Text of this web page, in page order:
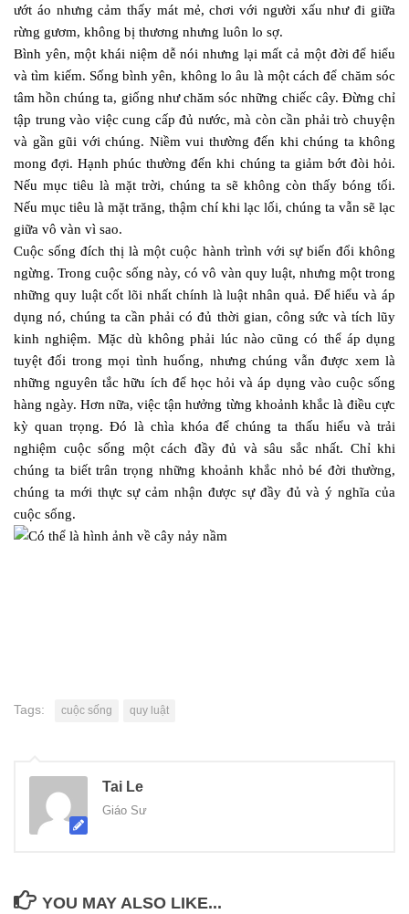
ướt áo nhưng cảm thấy mát mẻ, chơi với người xấu như đi giữa
rừng gươm, không bị thương nhưng luôn lo sợ.
Bình yên, một khái niệm dễ nói nhưng lại mất cả một đời để hiểu
và tìm kiếm. Sống bình yên, không lo âu là một cách để chăm sóc
tâm hồn chúng ta, giống như chăm sóc những chiếc cây. Đừng chỉ
tập trung vào việc cung cấp đủ nước, mà còn cần phải trò chuyện
và gần gũi với chúng. Niềm vui thường đến khi chúng ta không
mong đợi. Hạnh phúc thường đến khi chúng ta giảm bớt đòi hỏi.
Nếu mục tiêu là mặt trời, chúng ta sẽ không còn thấy bóng tối.
Nếu mục tiêu là mặt trăng, thậm chí khi lạc lối, chúng ta vẫn sẽ lạc
giữa vô vàn vì sao.
Cuộc sống đích thị là một cuộc hành trình với sự biến đổi không
ngừng. Trong cuộc sống này, có vô vàn quy luật, nhưng một trong
những quy luật cốt lõi nhất chính là luật nhân quả. Để hiểu và áp
dụng nó, chúng ta cần phải có đủ thời gian, công sức và tích lũy
kinh nghiệm. Mặc dù không phải lúc nào cũng có thể áp dụng
tuyệt đối trong mọi tình huống, nhưng chúng vẫn được xem là
những nguyên tắc hữu ích để học hỏi và áp dụng vào cuộc sống
hàng ngày. Hơn nữa, việc tận hưởng từng khoảnh khắc là điều cực
kỳ quan trọng. Đó là chìa khóa để chúng ta thấu hiểu và trải
nghiệm cuộc sống một cách đầy đủ và sâu sắc nhất. Chỉ khi
chúng ta biết trân trọng những khoảnh khắc nhỏ bé đời thường,
chúng ta mới thực sự cảm nhận được sự đầy đủ và ý nghĩa của
cuộc sống.
Tags: cuộc sống quy luật
Tai Le
Giáo Sư
YOU MAY ALSO LIKE...